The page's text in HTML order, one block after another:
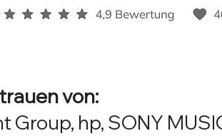
von:​
Group, hp, SONY